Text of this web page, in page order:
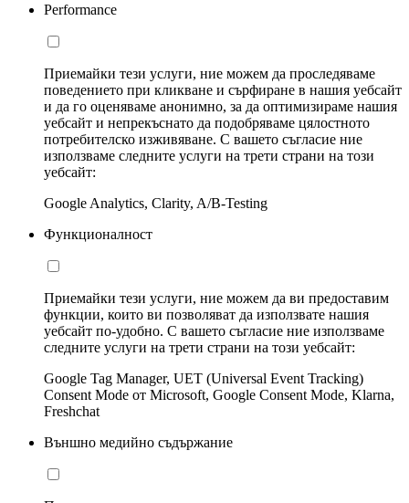
Performance
Приемайки тези услуги, ние можем да проследяваме
поведението при кликване и сърфиране в нашия уебсайт
и да го оценяваме анонимно, за да оптимизираме нашия
уебсайт и непрекъснато да подобряваме цялостното
потребителско изживяване. С вашето съгласие ние
използваме следните услуги на трети страни на този
уебсайт:
Google Analytics, Clarity, A/B-Testing
Функционалност
Приемайки тези услуги, ние можем да ви предоставим
функции, които ви позволяват да използвате нашия
уебсайт по-удобно. С вашето съгласие ние използваме
следните услуги на трети страни на този уебсайт:
Google Tag Manager, UET (Universal Event Tracking)
Consent Mode от Microsoft, Google Consent Mode, Klarna,
Freshchat
Външно медийно съдържание